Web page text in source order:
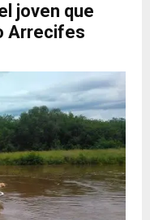
joven que
Arrecifes